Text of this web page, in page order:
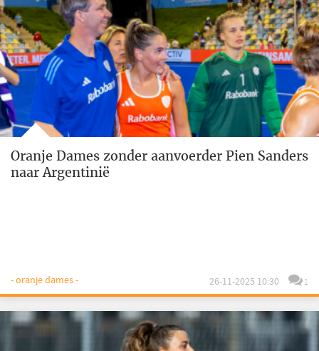
Oranje Dames zonder aanvoerder Pien Sanders
naar Argentinië
- oranje dames - 26-11-2025 10:30 1